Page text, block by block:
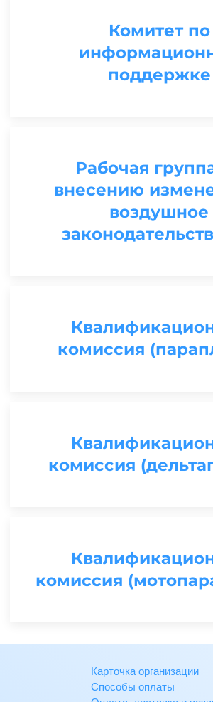
Комитет по
поддержке
Рабочая
внесению
воздушное
комиссия
комиссия
комиссия
Карточка организации
Способы оплаты